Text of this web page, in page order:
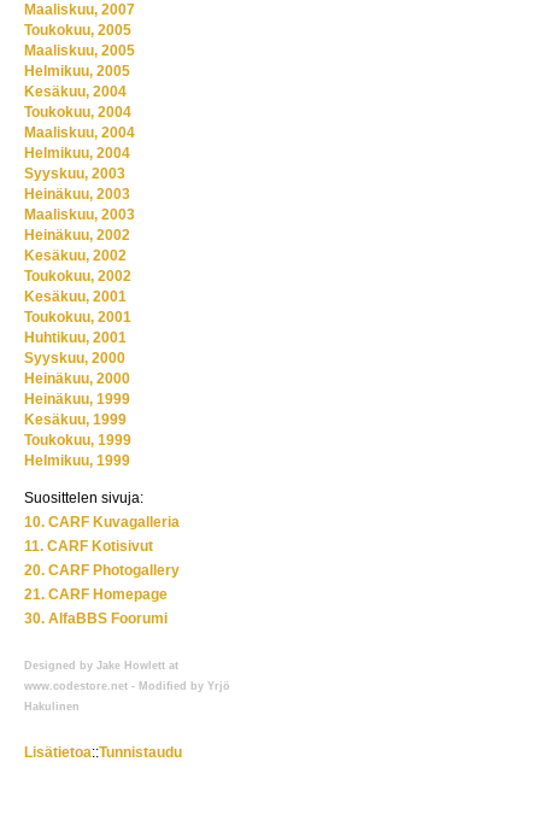
Maaliskuu, 2007
Toukokuu, 2005
Maaliskuu, 2005
Helmikuu, 2005
Kesäkuu, 2004
Toukokuu, 2004
Maaliskuu, 2004
Helmikuu, 2004
Syyskuu, 2003
Heinäkuu, 2003
Maaliskuu, 2003
Heinäkuu, 2002
Kesäkuu, 2002
Toukokuu, 2002
Kesäkuu, 2001
Toukokuu, 2001
Huhtikuu, 2001
Syyskuu, 2000
Heinäkuu, 2000
Heinäkuu, 1999
Kesäkuu, 1999
Toukokuu, 1999
Helmikuu, 1999
Suosittelen sivuja:
10. CARF Kuvagalleria
11. CARF Kotisivut
20. CARF Photogallery
21. CARF Homepage
30. AlfaBBS Foorumi
Designed by Jake Howlett at
www.codestore.net - Modified by Yrjö
Hakulinen
Lisätietoa::Tunnistaudu